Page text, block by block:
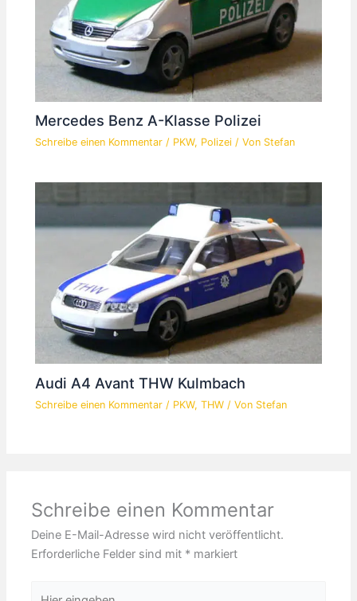
Mercedes Benz A-Klasse Polizei
Schreibe einen Kommentar / PKW, Polizei / Von Stefan
Audi A4 Avant THW Kulmbach
Schreibe einen Kommentar / PKW,THW / Von Stefan
Schreibe einen Kommentar
Deine E-Mail-Adresse wird nicht veröffentlicht.
Erforderliche Felder sind mit * markiert